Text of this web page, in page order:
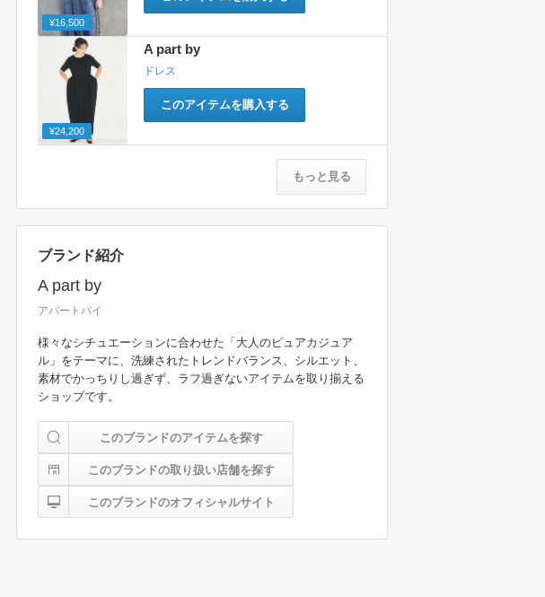
¥16,500
¥24,200
A part by
ドレス
このアイテムを購入する
もっと見る
ブランド紹介
A part by
アパートバイ
様々なシチュエーションに合わせた「大人のピュアカジュア
ル」をテーマに、洗練されたトレンドバランス、シルエット、
素材でかっちりし過ぎず、ラフ過ぎないアイテムを取り揃える
ショップです。
このブランドのアイテムを探す
このブランドの取り扱い店舗を探す
このブランドのオフィシャルサイト